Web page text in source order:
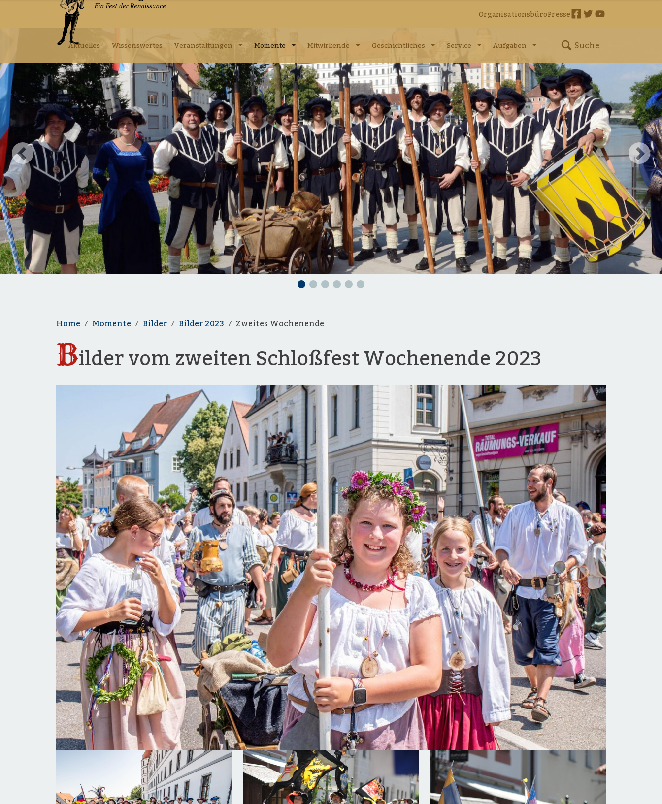
OrganisationsbüroPresse
Aktuelles Wissenswertes Veranstaltungen Momente Mitwirkende Geschichtliches Service Aufgaben Suche
Home Momente Bilder Bilder 2023 Zweites Wochenende
Bilder vom zweiten Schloßfest Wochenende 2023